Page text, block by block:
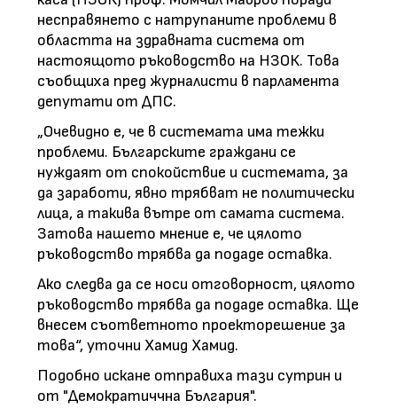
несправянето с натрупаните проблеми в
областта на здравната система от
настоящото ръководство на НЗОК. Това
съобщиха пред журналисти в парламента
депутати от ДПС.
„Очевидно е, че в системата има тежки
проблеми. Българските граждани се
нуждаят от спокойствие и системата, за
да заработи, явно трябват не политически
лица, а такива вътре от самата система.
Затова нашето мнение е, че цялото
ръководство трябва да подаде оставка.
Ако следва да се носи отговорност, цялото
ръководство трябва да подаде оставка. Ще
внесем съответното проекторешение за
това“, уточни Хамид Хамид.
Подобно искане отправиха тази сутрин и
от "Демократиччна България".